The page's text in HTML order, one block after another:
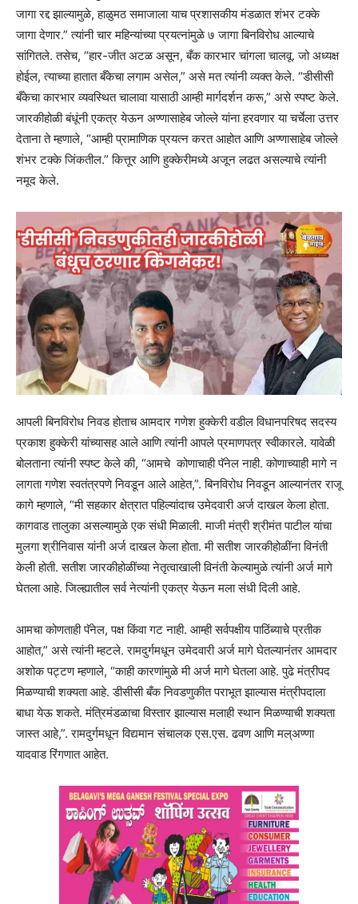
जागा रद्द झाल्यामुळे, हाळुमठ समाजाला याच प्रशासकीय मंडळात शंभर टक्के
जागा देणार.” त्यांनी चार महिन्यांच्या प्रयत्नांमुळे ७ जागा बिनविरोध आल्याचे
सांगितले. तसेच, “हार-जीत अटळ असून, बँक कारभार चांगला चालवू. जो अध्यक्ष
होईल, त्याच्या हातात बँकेचा लगाम असेल,” असे मत त्यांनी व्यक्त केले. “डीसीसी
बँकेचा कारभार व्यवस्थित चालावा यासाठी आम्ही मार्गदर्शन करू,” असे स्पष्ट केले.
जारकीहोळी बंधूंनी एकत्र येऊन अण्णासाहेब जोल्ले यांना हरवणार या चर्चेला उत्तर
देताना ते म्हणाले, “आम्ही प्रामाणिक प्रयत्न करत आहोत आणि अण्णासाहेब जोल्ले
शंभर टक्के जिंकतील.” कित्तूर आणि हुक्केरीमध्ये अजून लढत असल्याचे त्यांनी
नमूद केले.
आपली बिनविरोध निवड होताच आमदार गणेश हुक्केरी वडील विधानपरिषद सदस्य
प्रकाश हुक्केरी यांच्यासह आले आणि त्यांनी आपले प्रमाणपत्र स्वीकारले. यावेळी
बोलताना त्यांनी स्पष्ट केले की, “आमचे कोणाचाही पॅनेल नाही. कोणाच्याही मागे न
लागता गणेश स्वतंत्रपणे निवडून आले आहेत,”. बिनविरोध निवडून आल्यानंतर राजू
कागे म्हणाले, “मी सहकार क्षेत्रात पहिल्यांदाच उमेदवारी अर्ज दाखल केला होता.
कागवाड तालुका असल्यामुळे एक संधी मिळाली. माजी मंत्री श्रीमंत पाटील यांचा
मुलगा श्रीनिवास यांनी अर्ज दाखल केला होता. मी सतीश जारकीहोळींना विनंती
केली होती. सतीश जारकीहोळींच्या नेतृत्वाखाली विनंती केल्यामुळे त्यांनी अर्ज मागे
घेतला आहे. जिल्ह्यातील सर्व नेत्यांनी एकत्र येऊन मला संधी दिली आहे.
आमचा कोणताही पॅनेल, पक्ष किंवा गट नाही. आम्ही सर्वपक्षीय पाठिंब्याचे प्रतीक
आहोत,” असे त्यांनी म्हटले. रामदुर्गमधून उमेदवारी अर्ज मागे घेतल्यानंतर आमदार
अशोक पट्टण म्हणाले, “काही कारणांमुळे मी अर्ज मागे घेतला आहे. पुढे मंत्रीपद
मिळण्याची शक्यता आहे. डीसीसी बँक निवडणुकीत पराभूत झाल्यास मंत्रीपदाला
बाधा येऊ शकते. मंत्रिमंडळाचा विस्तार झाल्यास मलाही स्थान मिळण्याची शक्यता
जास्त आहे,”. रामदुर्गमधून विद्यमान संचालक एस.एस. ढवण आणि मल्अण्णा
यादवाड रिंगणात आहेत.